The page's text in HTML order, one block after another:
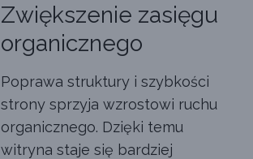
Zwiększenie zasięgu
organicznego
Poprawa struktury i szybkości
strony sprzyja wzrostowi ruchu
organicznego. Dzięki temu
witryna staje się bardziej